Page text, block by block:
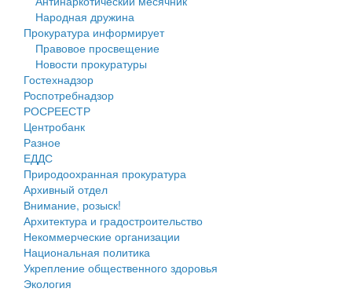
Генеральные планы
Проекты планировки территории
Собрание депутатов
Городское поселение
Сельские поселения
Народная дружина
Прокуратура информирует
Правовое просвещение
Новости прокуратуры
Гостехнадзор
Роспотребнадзор
РОСРЕЕСТР
Центробанк
Разное
ЕДДС
Природоохранная прокуратура
Архивный отдел
Внимание, розыск!
Архитектура и градостроительство
Некоммерческие организации
Национальная политика
Укрепление общественного здоровья
Экология